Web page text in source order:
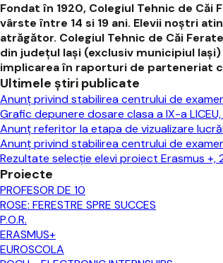
Fondat în 1920, Colegiul Tehnic de
vârste între 14 si 19 ani. Elevii noștri
atrăgător. Colegiul Tehnic de Căi
din județul Iași (exclusiv municipiul
implicarea în raporturi de parteneriat
Ultimele știri publicate
Anunț privind stabilirea centrului de
Grafic depunere dosare clasa a IX-a
Anunț referitor la etapa de vizualizare
Anunț privind stabilirea centrului de
Rezultate selecție elevi proiect Erasmus +,
Proiecte
PROFESOR DE 10
ROSE: FERESTRE SPRE SUCCES
P.O.R.
ERASMUS+
EUROSCOLA